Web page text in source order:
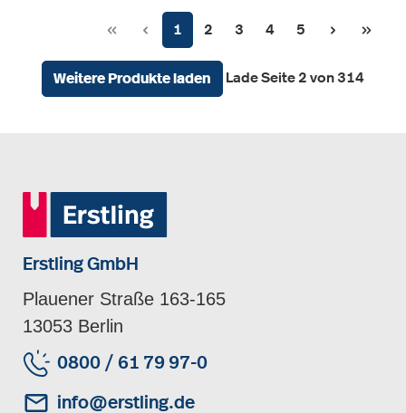
Seite
1 Seite
2 Seite
3 Seite
4 Seite
5
Weitere Produkte laden Lade Seite 2 von 314
Erstling GmbH
Plauener Straße 163-165
13053 Berlin
0800 / 61 79 97-0
info@erstling.de